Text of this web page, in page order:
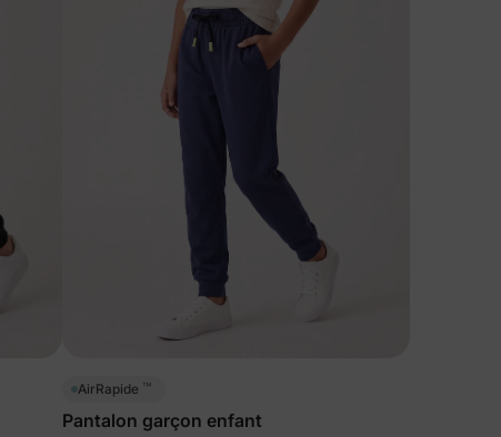
AirRapide ™
Pantalon garçon enfant